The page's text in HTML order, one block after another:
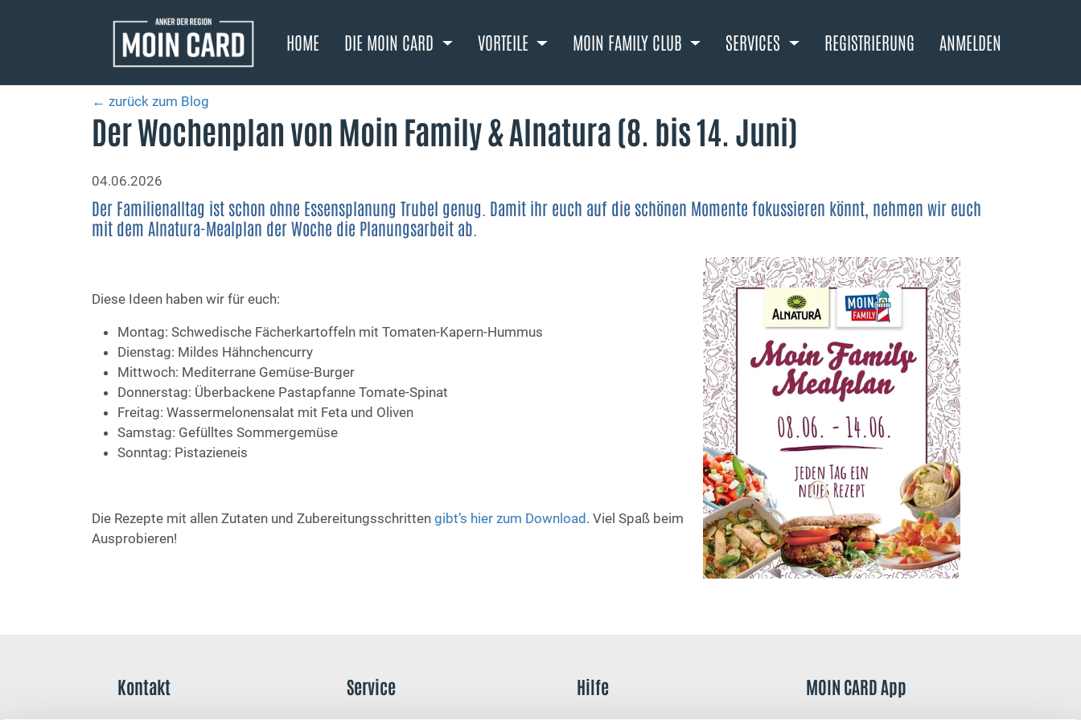
HOME DIE MOIN CARD VORTEILE MOIN FAMILY CLUB SERVICES REGISTRIERUNG ANMELDEN
← zurück zum Blog
Der Wochenplan von Moin Family & Alnatura (8. bis 14. Juni)
04.06.2026
Der Familienalltag ist schon ohne Essensplanung Trubel genug. Damit ihr euch auf die schönen Momente fokussieren könnt, nehmen wir euch
mit dem Alnatura-Mealplan der Woche die Planungsarbeit ab.
Diese Ideen haben wir für euch:
Montag: Schwedische Fächerkartoffeln mit Tomaten-Kapern-Hummus
Dienstag: Mildes Hähnchencurry
Mittwoch: Mediterrane Gemüse-Burger
Donnerstag: Überbackene Pastapfanne Tomate-Spinat
Freitag: Wassermelonensalat mit Feta und Oliven
Samstag: Gefülltes Sommergemüse
Sonntag: Pistazieneis
Die Rezepte mit allen Zutaten und Zubereitungsschritten gibt’s hier zum Download . Viel Spaß beim
Ausprobieren!
Kontakt Service Hilfe MOIN CARD App